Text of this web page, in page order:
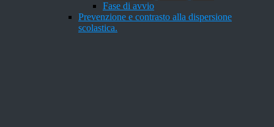
Fase di avvio
Prevenzione e contrasto alla dispersione
scolastica.